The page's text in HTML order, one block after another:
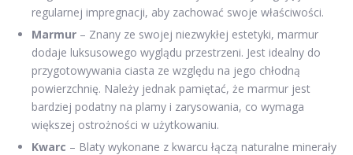
regularnej impregnacji, aby zachować swoje właściwości.
Marmur – Znany ze swojej niezwykłej estetyki, marmur
dodaje luksusowego wyglądu przestrzeni. Jest idealny do
przygotowywania ciasta ze względu na jego chłodną
powierzchnię. Należy jednak pamiętać, że marmur jest
bardziej podatny na plamy i zarysowania, co wymaga
większej ostrożności w użytkowaniu.
Kwarc – Blaty wykonane z kwarcu łączą naturalne minerały